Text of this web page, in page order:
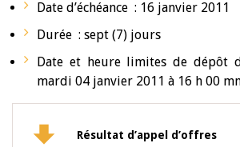
Date d’échéance : 16 janvier 2011
Durée : sept (7) jours
Date et heure limites de dépôt
mardi 04 janvier 2011 à 16 h 00
Résultat d’appel d’offres